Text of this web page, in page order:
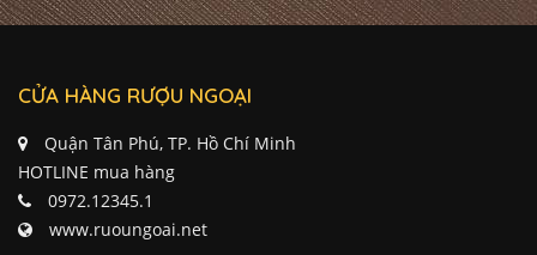
CỬA HÀNG RƯỢU NGOẠI
Quận Tân Phú, TP. Hồ Chí Minh
HOTLINE mua hàng
0972.12345.1
www.ruoungoai.net